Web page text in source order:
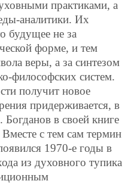
практиками, а
аналитики. Их
будущее не за
форме, и тем
веры, а за синтезом
философских систем.
получит новое
придерживается, в
Богданов в своей книге
с тем сам термин
1970-е годы в
из духовного тупика